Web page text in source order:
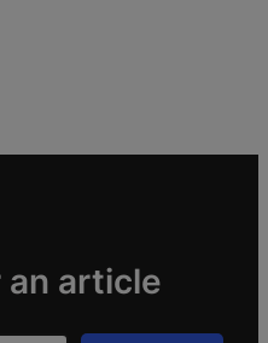
an article